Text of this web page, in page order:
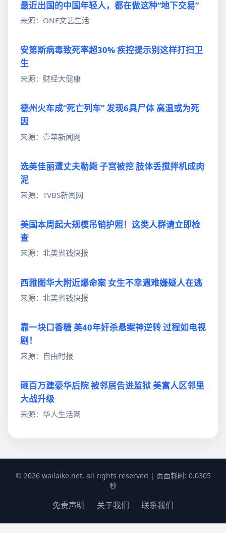
最近出国的中国年轻人，都在做这种“地下交易”
来源：ONE文艺生活
安第斯病毒致死率超30% 疾控提示别这样打扫卫
生
来源：财经大健康
德州火车成“死亡列车” 发现6具尸体 高温或为死
因
来源：壹苹新闻网
选美佳丽遭丈夫勒毙 子宫被挖 肢体丢搅拌机成肉
泥
来源：TVBS新闻网
美国本周起大规模吊销护照！这类人群请立即检
查
来源：北美省钱快报
西雅图华大附近爆命案 女生不幸遇难嫌疑人在逃
来源：北美省钱快报
靠一块口香糖 美40年奸杀悬案神逆转 过程如电视
剧！
来源：自由时报
砸百万建豪华后院 被邻居告进监狱 美富人区邻里
大战升级
来源：华人生活网
© 2026 wailaike.net, all rights reserved | 页面耗时: 0.0305
秒
免责声明 关于我们 联系我们